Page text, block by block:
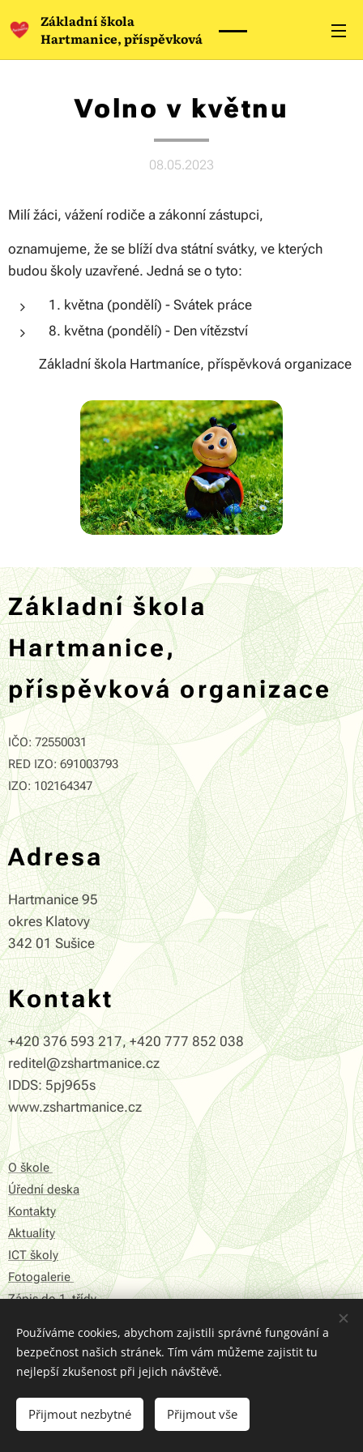
Základní škola
Hartmanice, příspěvková
organizace
Volno v květnu
08.05.2023
Milí žáci, vážení rodiče a zákonní zástupci,
oznamujeme, že se blíží dva státní svátky, ve kterých
budou školy uzavřené. Jedná se o tyto:
1. května (pondělí) - Svátek práce
8. května (pondělí) - Den vítězství
Základní škola Hartmaníce, příspěvková organizace
Základní škola
Hartmanice,
příspěvková organizace
IČO: 72550031
RED IZO: 691003793
IZO: 102164347
Adresa
Hartmanice 95
okres Klatovy
342 01 Sušice
Kontakt
+420 376 593 217, +420 777 852 038
reditel@zshartmanice.cz
IDDS: 5pj965s
www.zshartmanice.cz
O škole
Úřední deska
Kontakty
Aktuality
ICT školy
Fotogalerie
Zápis do 1. třídy
Prohlášení o přístupnosti
Struktura Stránek
2016 © ZŠ Hartmanice
Používáme cookies, abychom zajistili správné fungování a
bezpečnost našich stránek. Tím vám můžeme zajistit tu
nejlepší zkušenost při jejich návštěvě.
Přijmout nezbytné Přijmout vše